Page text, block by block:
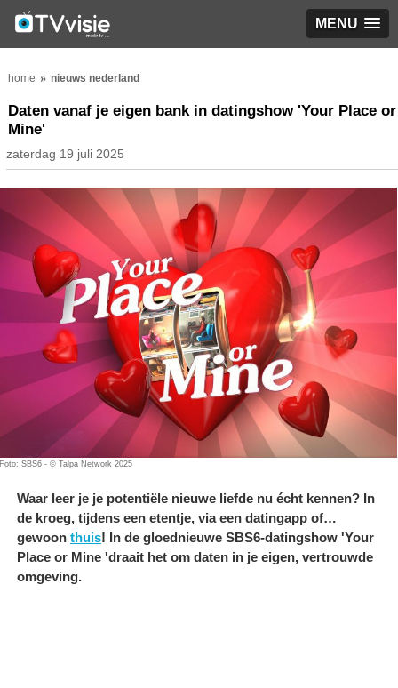
MENU
home nieuws nederland
Daten vanaf je eigen bank in datingshow 'Your Place or
Mine'
zaterdag 19 juli 2025
Foto: SBS6 - © Talpa Network 2025
Waar leer je je potentiële nieuwe liefde nu écht kennen? In
de kroeg, tijdens een etentje, via een datingapp of…
gewoon thuis! In de gloednieuwe SBS6-datingshow 'Your
Place or Mine 'draait het om daten in je eigen, vertrouwde
omgeving.